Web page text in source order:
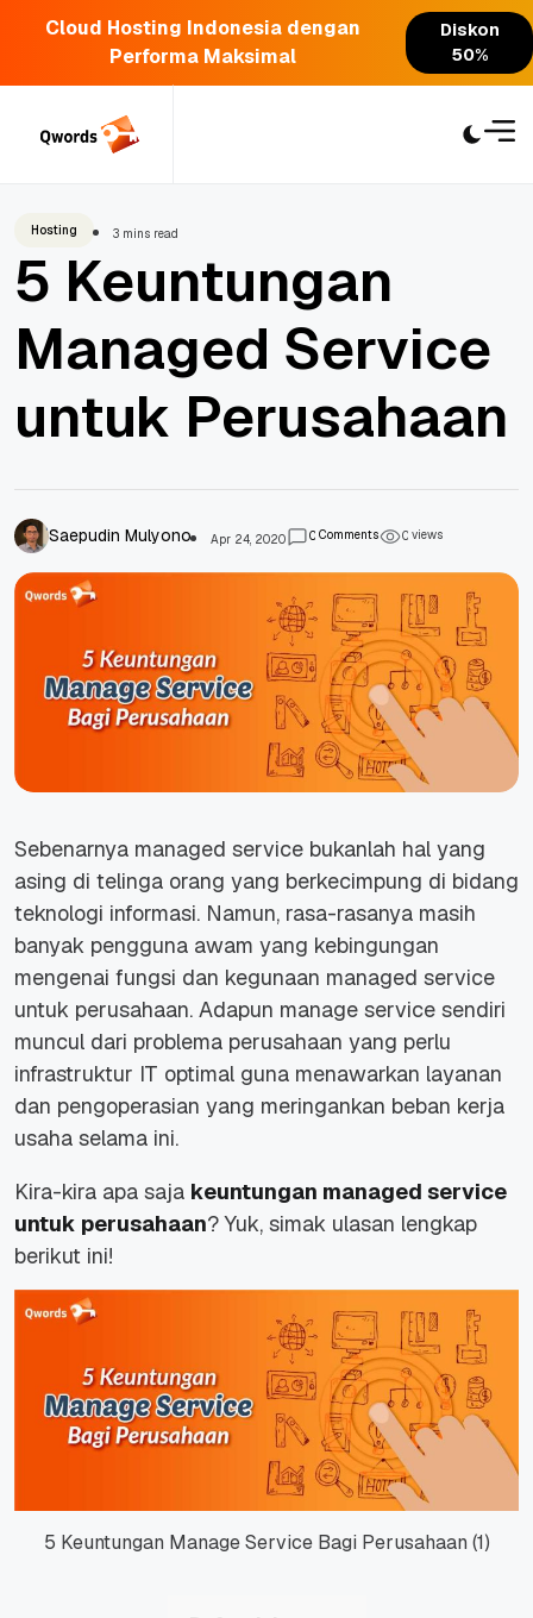
Cloud Hosting Indonesia dengan
Performa Maksimal
Diskon
50%
Hosting 3 mins read
5 Keuntungan
Managed Service
untuk Perusahaan
Saepudin Mulyono Apr 24, 2020 0Comments 0views
Sebenarnya managed service bukanlah hal yang
asing di telinga orang yang berkecimpung di bidang
teknologi informasi. Namun, rasa-rasanya masih
banyak pengguna awam yang kebingungan
mengenai fungsi dan kegunaan managed service
untuk perusahaan. Adapun manage service sendiri
muncul dari problema perusahaan yang perlu
infrastruktur IT optimal guna menawarkan layanan
dan pengoperasian yang meringankan beban kerja
usaha selama ini.
Kira-kira apa saja keuntungan managed service
untuk perusahaan? Yuk, simak ulasan lengkap
berikut ini!
5 Keuntungan Manage Service Bagi Perusahaan (1)